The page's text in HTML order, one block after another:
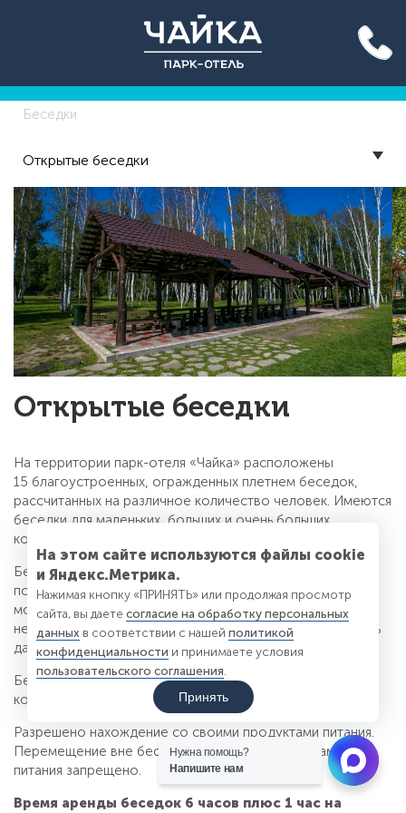
Акция до конца лета: вход
на бассейн 500 руб. для всех!
Подробнее >>
Беседки
Открытые беседки
Открытые беседки
На территории парк-отеля «Чайка» расположены
15 благоустроенных, огражденных плетнем беседок,
рассчитанных на различное количество человек. Имеются
беседки для маленьких, больших и очень больших
компаний.
Беседки оснащены освещением и возможностью
подключения музыки и аппаратуры. Потребляемая
мощность в беседках не более 3 кВт (13А). При
необходимости большего потребления нужно сообщить
данную информацию Администрации парк-отеля.
Беседки укомплектованы столами и лавочками по
количеству человек, мангалом.
Разрешено нахождение со своими продуктами питания.
Перемещение вне беседок со своими продуктами
питания запрещено.
Время аренды беседок 6 часов плюс 1 час на
На этом сайте используются файлы cookie
и Яндекс.Метрика.
Нажимая кнопку «ПРИНЯТЬ» или продолжая просмотр
сайта, вы даете согласие на обработку персональных
данных в соответствии с нашей политикой
конфиденциальности и принимаете условия
пользовательского соглашения
Принять
Нужна помощь?
Напишите нам